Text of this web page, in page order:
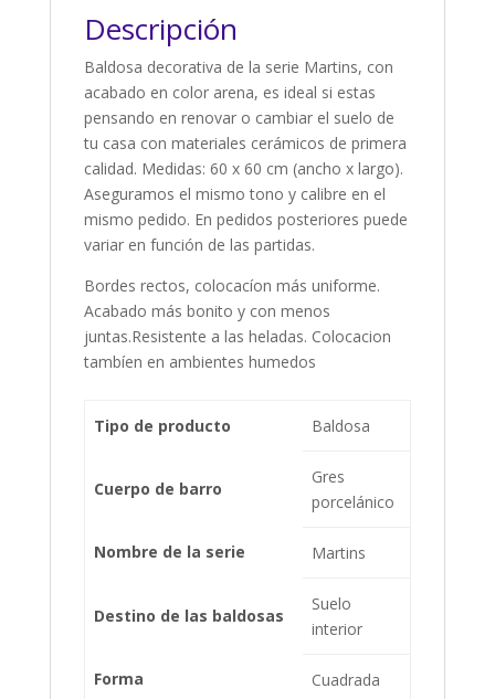
Descripción
Baldosa decorativa de la serie Martins, con
acabado en color arena, es ideal si estas
pensando en renovar o cambiar el suelo de
tu casa con materiales cerámicos de primera
calidad. Medidas: 60 x 60 cm (ancho x largo).
Aseguramos el mismo tono y calibre en el
mismo pedido. En pedidos posteriores puede
variar en función de las partidas.
Bordes rectos, colocacíon más uniforme.
Acabado más bonito y con menos
juntas.Resistente a las heladas. Colocacion
tambíen en ambientes humedos
Tipo de producto Baldosa
Cuerpo de barro
Gres
porcelánico
Nombre de la serie Martins
Destino de las baldosas
Suelo
interior
Forma Cuadrada